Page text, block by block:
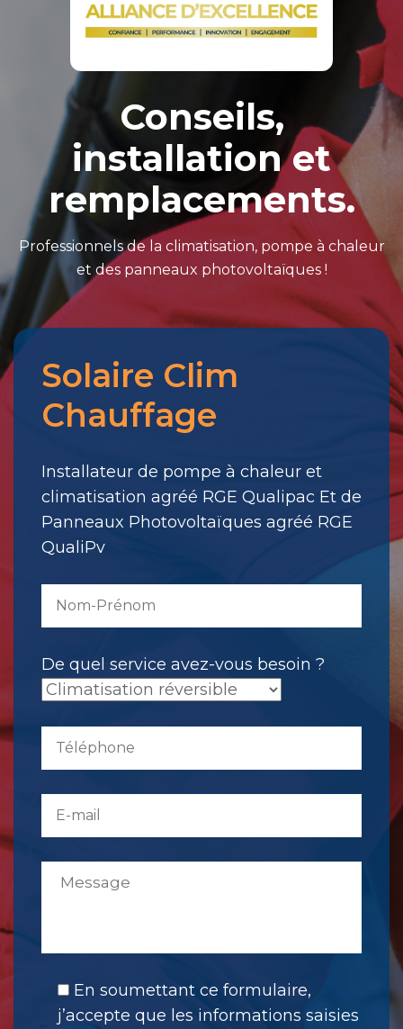
Conseils,
installation et
remplacements.
Professionnels de la climatisation, pompe à chaleur
et des panneaux photovoltaïques !
Merci
pour
votre
Il
a
été
envoyé.
Solaire Clim
Chauffage
Installateur de pompe à chaleur et
climatisation agréé RGE Qualipac Et de
Panneaux Photovoltaïques agréé RGE
QualiPv
De quel service avez-vous besoin ?
En soumettant ce formulaire,
j’accepte que les informations saisies